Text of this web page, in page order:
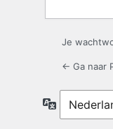
Je
← Ga naar
Taal